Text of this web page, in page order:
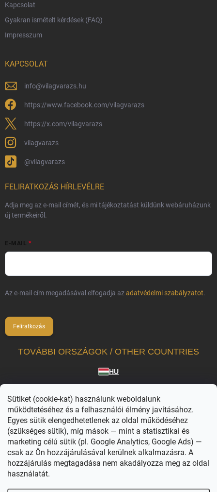
Sütiket (cookie-kat) használunk weboldalunk
működtetéséhez és a felhasználói élmény javításához.
Egyes sütik elengedhetetlenek az oldal működéséhez
(szükséges sütik), míg mások — mint a statisztikai és
marketing célú sütik (pl. Google Analytics, Google Ads) —
csak az Ön hozzájárulásával kerülnek alkalmazásra. A
hozzájárulás megtagadása nem akadályozza meg az oldal
használatát.
Rendelésem
Reklamáció és visszáru
Hűségprogram
Általános Szerződési Feltételek
Adatvédelmi feltételek
Védjegyek és szerzői jogok
Fémjelzés és nemesfém-tájékoztató
Kapcsolat
Gyakran ismételt kérdések (FAQ)
Impresszum
KAPCSOLAT
info@vilagvarazs.hu
https://www.facebook.com/vilagvarazs
https://x.com/vilagvarazs
vilagvarazs
@vilagvarazs
FELIRATKOZÁS HÍRLEVÉLRE
Adja meg az e-mail címét, és mi tájékoztatást küldünk webáruházunk
új termékeiről.
E-MAIL
Az e-mail cím megadásával elfogadja azadatvédelmi szabályzatot.
Feliratkozás
TOVÁBBI ORSZÁGOK / OTHER COUNTRIES
HU
A WIZARDING WORLD karakterei, nevei és kapcsolódó megjelölései © & ™ Warner
Bros. Entertainment Inc. WB SHIELD: © & ™ WBEI. Kiadói jogok © JKR. (s26)